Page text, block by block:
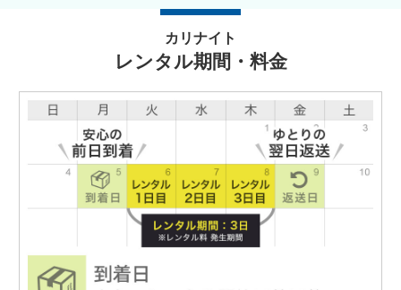
カリナイト
レンタル期間・料金